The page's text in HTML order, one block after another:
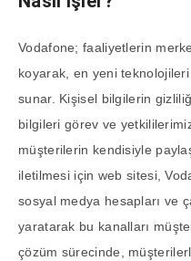
Vodafone; faaliyetlerin
koyarak, en yeni
sunar. Kişisel bilgilerin
bilgileri görev ve
müşterilerin kendisiyle
iletilmesi için web sitesi,
sosyal medya hesapları ve
yaratarak bu kanalları
çözüm sürecinde,